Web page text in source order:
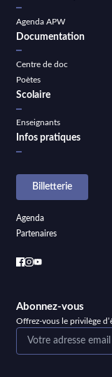
Agenda APW
Documentation
Centre de doc
Poètes
Scolaire
Enseignants
Infos pratiques
Billetterie
Agenda
Partenaires
Abonnez-vous
Offrez-vous le privilège